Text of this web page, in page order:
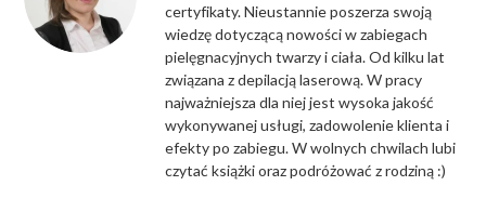
certyfikaty. Nieustannie poszerza swoją
wiedzę dotyczącą nowości w zabiegach
pielęgnacyjnych twarzy i ciała. Od kilku lat
związana z depilacją laserową. W pracy
najważniejsza dla niej jest wysoka jakość
wykonywanej usługi, zadowolenie klienta i
efekty po zabiegu. W wolnych chwilach lubi
czytać książki oraz podróżować z rodziną :)